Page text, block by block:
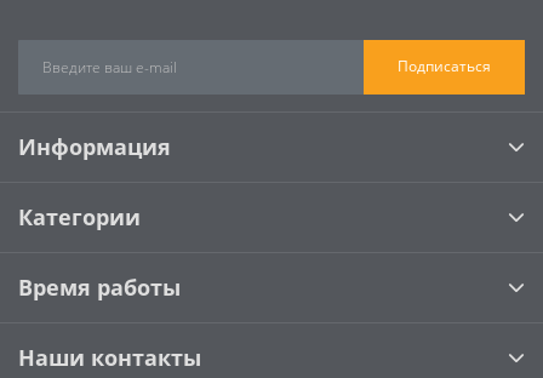
Подписаться
Информация
Категории
Время работы
Наши контакты